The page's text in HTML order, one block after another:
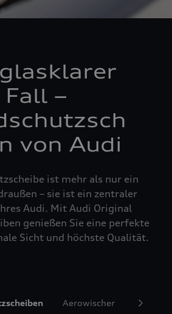
Fall –
von Audi
ist mehr als nur ein
– sie ist ein zentraler
Audi. Mit Audi Original
genießen Sie eine perfekte
Sicht und höchste Qualität.
Aerowischer